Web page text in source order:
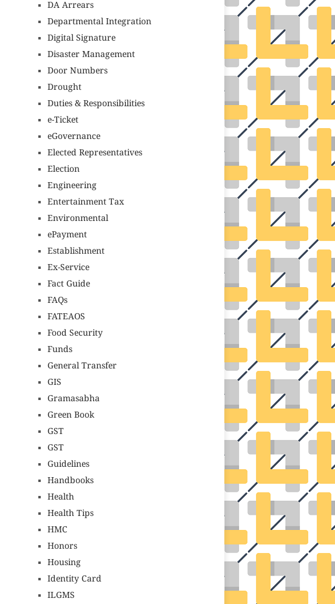
DA Arrears
Departmental Integration
Digital Signature
Disaster Management
Door Numbers
Drought
Duties & Responsibilities
e-Ticket
eGovernance
Elected Representatives
Election
Engineering
Entertainment Tax
Environmental
ePayment
Establishment
Ex-Service
Fact Guide
FAQs
FATEAOS
Food Security
Funds
General Transfer
GIS
Gramasabha
Green Book
GST
GST
Guidelines
Handbooks
Health
Health Tips
HMC
Honors
Housing
Identity Card
ILGMS